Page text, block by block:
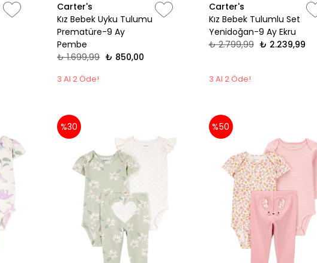
Carter's
Kız Bebek Uyku Tulumu
Prematüre-9 Ay
Pembe
₺ 1.699,99 ₺ 850,00
3 Al 2 Öde!
Carter's
Kız Bebek Tulumlu Set
Yenidoğan-9 Ay Ekru
₺ 2.799,99 ₺ 2.239,99
3 Al 2 Öde!
%30 %50